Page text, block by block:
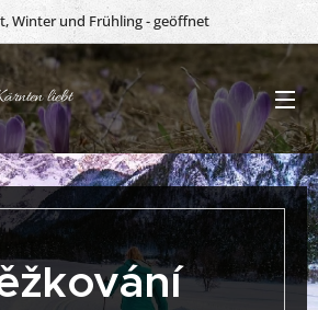
Winter und Frühling - geöffnet
liebt